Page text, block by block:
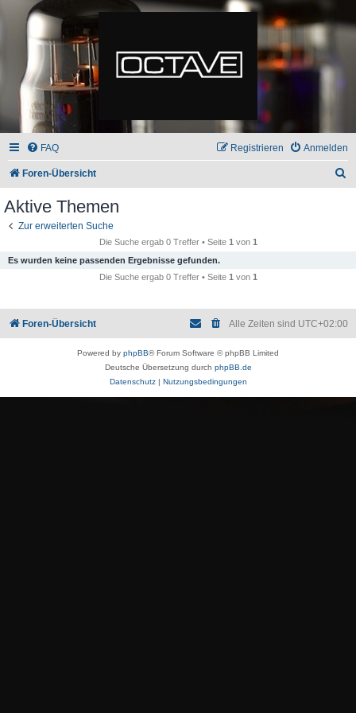
FAQ Anmelden
Registrieren
Foren-Übersicht
Aktive Themen
Zur erweiterten Suche
Die Suche ergab 0 Treffer • Seite 1von 1
Es wurden keine passenden Ergebnisse gefunden.
Die Suche ergab 0 Treffer • Seite 1von 1
Foren-Übersicht Alle Zeiten sind UTC+02:00
Powered by phpBB® Forum Software © phpBB Limited
Deutsche Übersetzung durch phpBB.de
Datenschutz| Nutzungsbedingungen